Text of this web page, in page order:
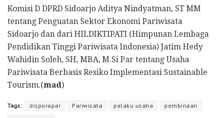
Komisi D DPRD Sidoarjo Aditya Nindyatman, ST MM
tentang Penguatan Sektor Ekonomi Pariwisata
Sidoarjo dan dari HILDIKTIPATI (Himpunan Lembaga
Pendidikan Tinggi Pariwisata Indonesia) Jatim Hedy
Wahidin Soleh, SH, MBA, M.Si Par tentang Usaha
Pariwisata Berbasis Resiko Implementasi Sustainable
Tourism.(mad)
Tags: disporapar Pariwisata pelaku usaha
pembinaan